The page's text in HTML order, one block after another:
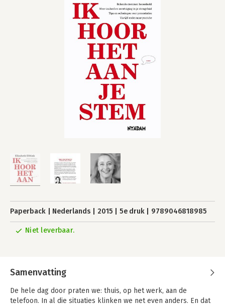
Paperback Nederlands 2015 5e druk 9789046818985
Niet leverbaar.
Samenvatting
De hele dag door praten we: thuis, op het werk, aan de
telefoon. In al die situaties klinken we net even anders. En dat